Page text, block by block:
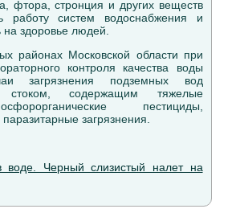
фтора, стронция и других веществ
работу систем водоснабжения и
на здоровье людей.
районах Московской области при
контроля качества воды
загрязнения подземных вод
стоком, содержащим тяжелые
пестициды,
загрязнения.
воде. Черный слизистый налет на